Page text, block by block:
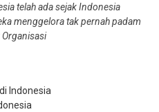
telah ada sejak Indonesia
menggelora tak pernah padam
Organisasi
Indonesia